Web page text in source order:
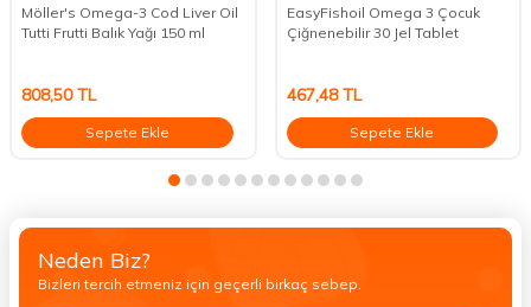
Möller's Omega-3 Cod Liver Oil
Tutti Frutti Balık Yağı 150 ml
808,50TL
Sepete Ekle
EasyFishoil Omega 3 Çocuk
Çiğnenebilir 30 Jel Tablet
467,48TL
Sepete Ekle
Neden Biz?
Bizleri tercih etmeniz için geçerli birkaç sebep.